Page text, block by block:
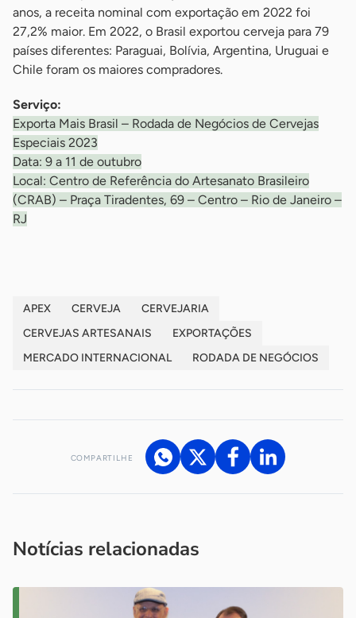
anos, a receita nominal com exportação em 2022 foi
27,2% maior. Em 2022, o Brasil exportou cerveja para 79
países diferentes: Paraguai, Bolívia, Argentina, Uruguai e
Chile foram os maiores compradores.
Serviço:
Exporta Mais Brasil – Rodada de Negócios de Cervejas
Especiais 2023
Data: 9 a 11 de outubro
Local: Centro de Referência do Artesanato Brasileiro
(CRAB) – Praça Tiradentes, 69 – Centro – Rio de Janeiro –
RJ
APEX CERVEJA
CERVEJARIA
CERVEJAS ARTESANAIS
EXPORTAÇÕES
MERCADO INTERNACIONAL
RODADA DE NEGÓCIOS
COMPARTILHE
Notícias relacionadas